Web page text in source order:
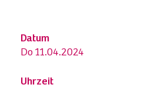
Datum
Do 11.04.2024
Uhrzeit